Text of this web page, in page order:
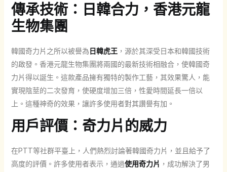
傳承技術：日韓合力，香港元龍
生物集團
韓國奇力片之所以被譽為日韓虎王，源於其深受日本和韓國技術
的啟發。香港元龍生物集團將兩國的最新技術相融合，使韓國奇
力片得以誕生。這款產品擁有獨特的製作工藝，其效果驚人，能
實現陰莖的二次發育，使硬度增加三倍，性愛時間延長一倍以
上。這種神奇的效果，讓許多使用者對其讚譽有加。
用戶評價：奇力片的威力
在PTT等社群平臺上，人們熱烈討論著韓國奇力片，並且給予了
高度的評價。許多使用者表示，通過使用奇力片 ，成功解決了男